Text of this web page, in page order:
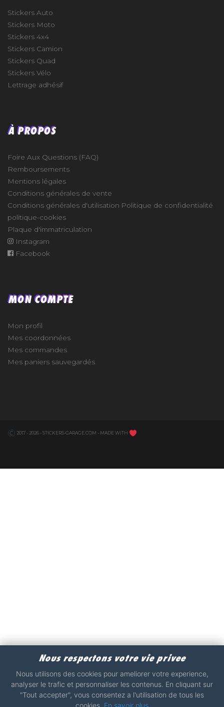
Stickers Auto
Stickers Moto
Stickers 4x4
Stickers Camion
Stickers Quad
Stickers Vélo
Lettrage adhésif
À PROPOS
Foire Aux Questions (FAQ)
Remboursements
Mentions légales
Conditions générales de vente
Conditions générales d'utilisation Politique de confidentialité
politique-cookies
Plaque d'immatriculation
Instagram
Facebook
MON COMPTE
Mon profil
Mes coordonnées
Mes commandes
Mes paniers sauvegardés
2017 - 2026 - STICKERS-GARAGE.COM - MADE WITH
Nous respectons votre vie privee
Nous utilisons des cookies pour ameliorer votre experience,
analyser le trafic et personnaliser les contenus. En cliquant sur
"Tout accepter", vous consentez a l'utilisation de tous les
cookies. En savoir plus